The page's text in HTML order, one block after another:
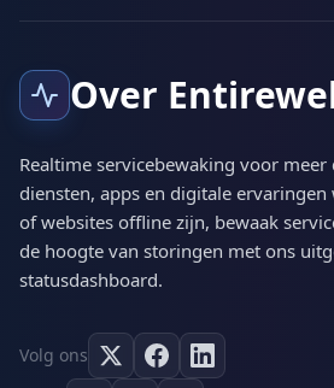
Over
Realtime servicebewaking voor
diensten, apps en digitale
of websites offline zijn, bewaak
de hoogte van storingen met ons
statusdashboard.
Volg ons